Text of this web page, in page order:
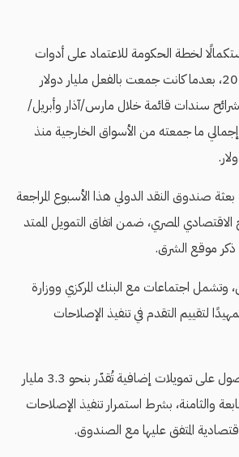
لخطة الحكومة للاعتماد على أدوات
الدين الدولية خلال 2026، بعدما كانت جمعت بالفعل مليار دولار
سندات قائمة خلال مارس/آذار وأبريل/
ما جمعته من الأسواق الخارجية منذ
بعثة صندوق النقد الدولي هذا الأسبوع المراجعة
الاقتصادي المصري، ضمن اتفاق التمويل الممتد
موقع الشرق.
وتشمل اجتماعات مع البنك المركزي ووزارة
لتقييم التقدم في تنفيذ الإصلاحات
ويتيح البرنامج لمصر الحصول على تمويلات إضافية تُقدّر بنحو 3.3 مليار
والثامنة، بشرط استمرار تنفيذ الإصلاحات
المتفق عليها مع الصندوق.